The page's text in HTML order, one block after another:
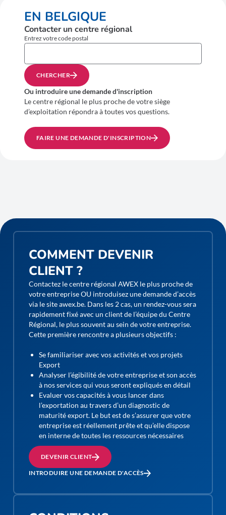
EN BELGIQUE
Contacter un centre régional
Entrez votre code postal
CHERCHER
Ou introduire une demande d'inscription
Le centre régional le plus proche de votre siège
d’exploitation répondra à toutes vos questions.
FAIRE UNE DEMANDE D'INSCRIPTION
COMMENT DEVENIR
CLIENT ?
Contactez le centre régional AWEX le plus proche de
votre entreprise OU introduisez une demande d’accès
via le site awex.be. Dans les 2 cas, un rendez-vous sera
rapidement fixé avec un client de l’équipe du Centre
Régional, le plus souvent au sein de votre entreprise.
Cette première rencontre a plusieurs objectifs :
Se familiariser avec vos activités et vos projets
Export
Analyser l’égibilité de votre entreprise et son accès
à nos services qui vous seront expliqués en détail
Evaluer vos capacités à vous lancer dans
l’exportation au travers d’un diagnostic de
maturité export. Le but est de s’assurer que votre
entreprise est réellement prête et qu’elle dispose
en interne de toutes les ressources nécessaires
DEVENIR CLIENT
INTRODUIRE UNE DEMANDE D'ACCÈS